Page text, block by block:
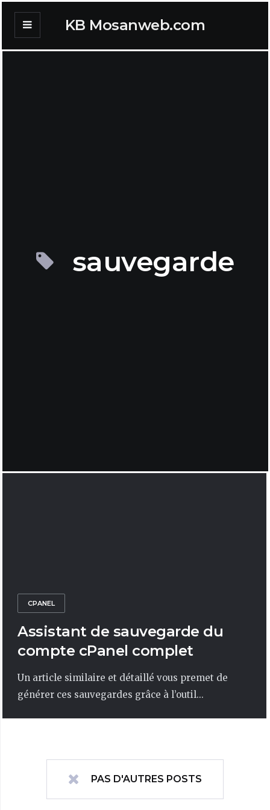
KB Mosanweb.com
sauvegarde
CPANEL
Assistant de sauvegarde du
compte cPanel complet
Un article similaire et détaillé vous premet de
générer ces sauvegardes grâce à l’outil...
PAS D'AUTRES POSTS